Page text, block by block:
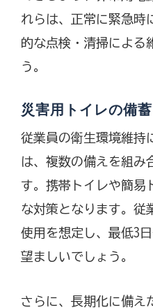
れらは、正常に緊急時
的な点検・清掃による
う。
災害用トイレの備蓄
従業員の衛生環境維持
は、複数の備えを組み
す。携帯トイレや簡易
な対策となります。従
使用を想定し、最低3
望ましいでしょう。
さらに、長期化に備え